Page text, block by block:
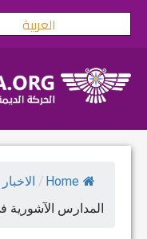
Skip
العربية
Home
/ الاخبار
المدارس الآشورية